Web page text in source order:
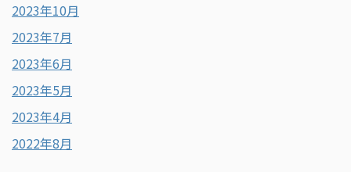
2023年10月
2023年7月
2023年6月
2023年5月
2023年4月
2022年8月